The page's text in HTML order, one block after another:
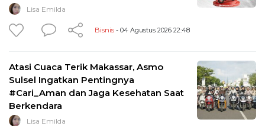
Lisa Emilda
Bisnis - 04 Agustus 2026 22:48
Atasi Cuaca Terik Makassar, Asmo
Sulsel Ingatkan Pentingnya
#Cari_Aman dan Jaga Kesehatan Saat
Berkendara
Lisa Emilda